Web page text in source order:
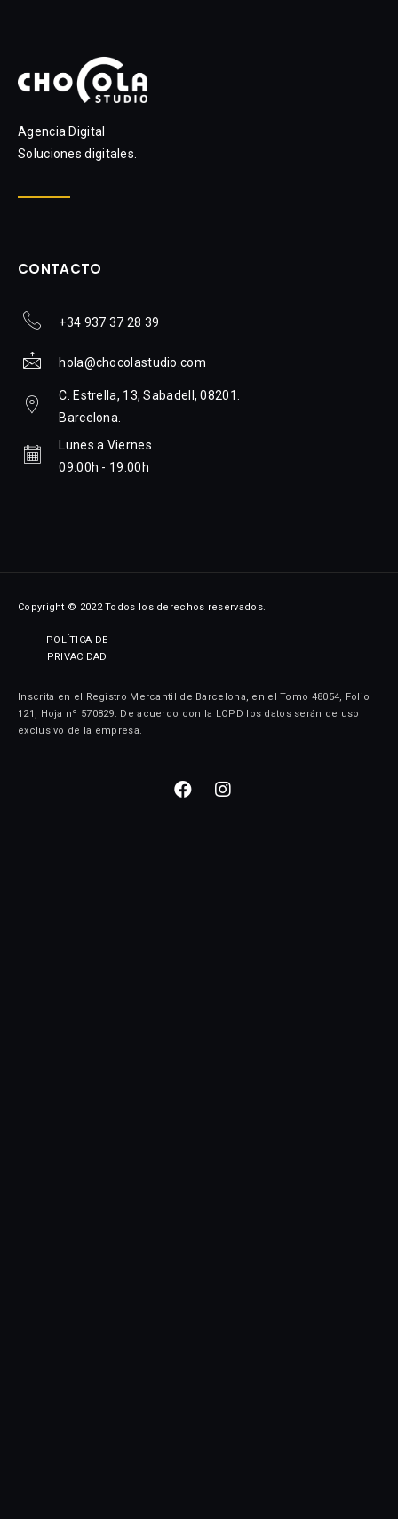
Agencia Digital
Soluciones digitales.
CONTACTO
+34 937 37 28 39
hola@chocolastudio.com
C. Estrella, 13, Sabadell, 08201.
Barcelona.
Lunes a Viernes
09:00h - 19:00h
Copyright © 2022 Todos los derechos reservados.
POLÍTICA DE
PRIVACIDAD
Inscrita en el Registro Mercantil de Barcelona, en el Tomo 48054, Folio
121, Hoja nº 570829. De acuerdo con la LOPD los datos serán de uso
exclusivo de la empresa.